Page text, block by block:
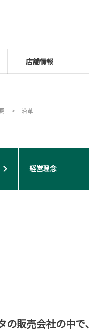
店舗情報
沿革
経営理念
販売会社の中で、